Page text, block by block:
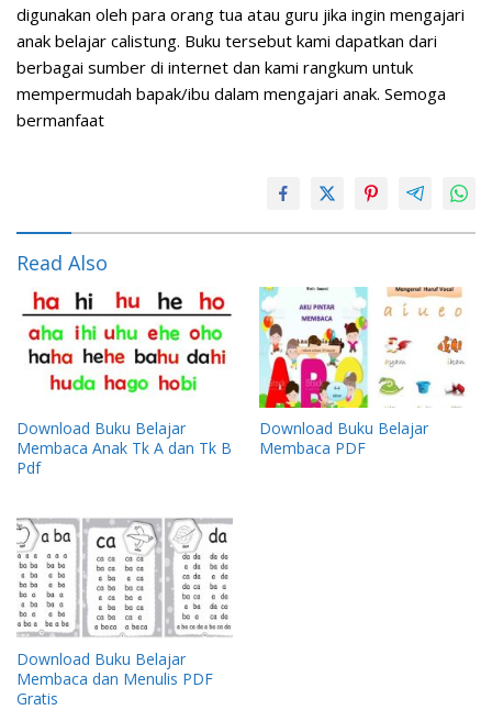
digunakan oleh para orang tua atau guru jika ingin mengajari
anak belajar calistung. Buku tersebut kami dapatkan dari
berbagai sumber di internet dan kami rangkum untuk
mempermudah bapak/ibu dalam mengajari anak. Semoga
bermanfaat
Read Also
Download Buku Belajar
Membaca Anak Tk A dan Tk B
Pdf
Download Buku Belajar
Membaca PDF
Download Buku Belajar
Membaca dan Menulis PDF
Gratis